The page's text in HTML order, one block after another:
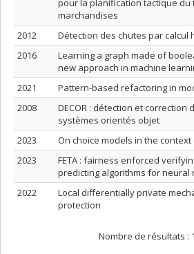
pour la planification tactique du
marchandises
2012
Détection des chutes par calcul
2016
Learning a graph made of
new approach in machine
2021
Pattern-based refactoring in
2008
DECOR : détection et
systèmes orientés objet
2023
On choice models in the context
2023
FETA : fairness enforced
predicting algorithms for neural
2022
Local differentially private
protection
Nombre de résultats :